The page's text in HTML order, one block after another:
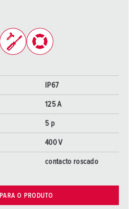
IP67
125 A
5 p
400 V
contacto roscado
PARA O PRODUTO